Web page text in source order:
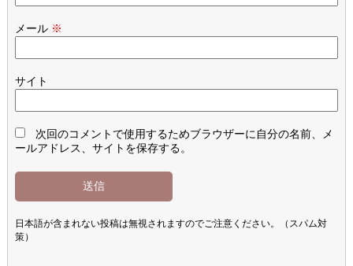
メール ※
サイト
次回のコメントで使用するためブラウザーに自分の名前、メ
ールアドレス、サイトを保存する。
日本語が含まれない投稿は無視されますのでご注意ください。（スパム対
策）